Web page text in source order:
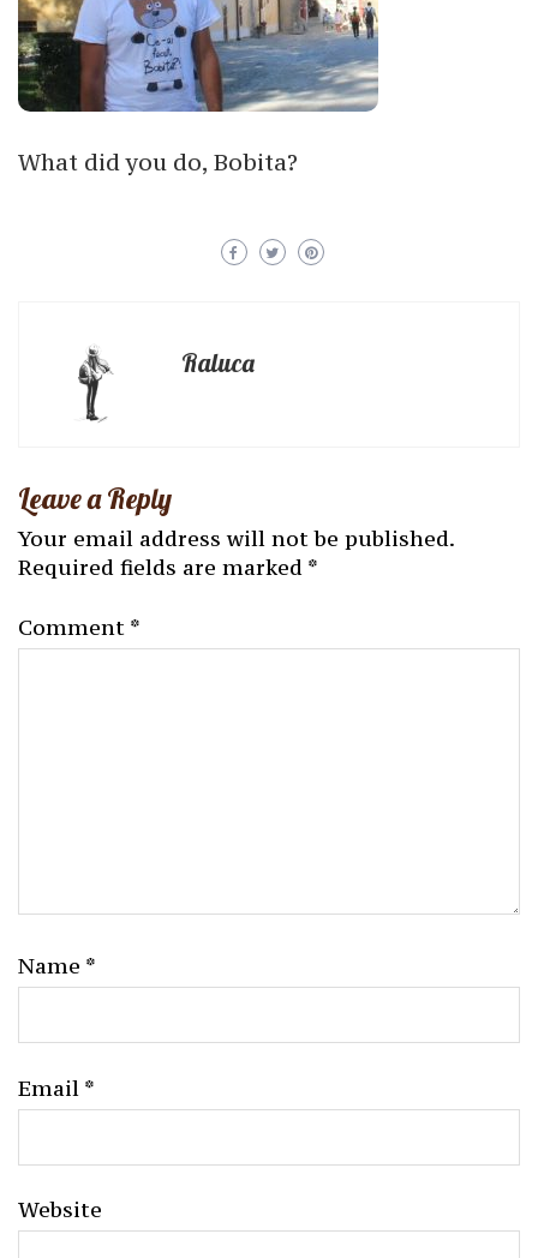
What did you do, Bobita?
Raluca
Leave a Reply
Your email address will not be published.
Required fields are marked *
Comment *
Name *
Email *
Website